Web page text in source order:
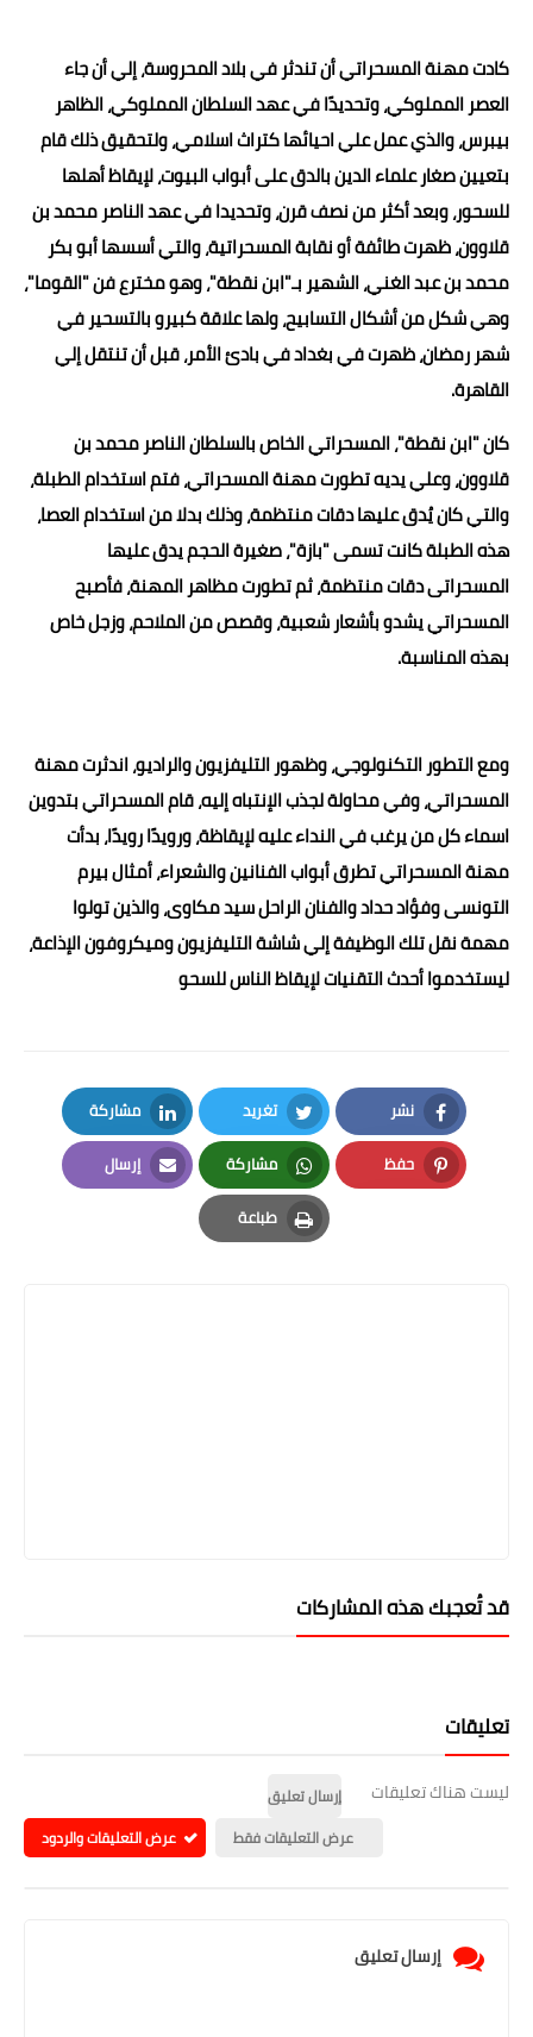
كادت مهنة المسحراتي أن تندثر في بلاد المحروسة، إلي أن جاء
العصر المملوكي، وتحديدًا في عهد السلطان المملوكي، الظاهر
بيبرس، والذي عمل علي احيائها كتراث اسلامي، ولتحقيق ذلك قام
بتعيين صغار علماء الدين بالدق على أبواب البيوت، لإيقاظ أهلها
للسحور، وبعد أكثر من نصف قرن، وتحديدا في عهد الناصر محمد بن
قلاوون، ظهرت طائفة أو نقابة المسحراتية، والتي أسسها أبو بكر
محمد بن عبد الغني، الشهير بـ"ابن نقطة"، وهو مخترع فن "القوما"،
وهي شكل من أشكال التسابيح، ولها علاقة كبيرو بالتسحير في
شهر رمضان، ظهرت في بغداد في بادئ الأمر، قبل أن تنتقل إلي
القاهرة.
كان "ابن نقطة"، المسحراتي الخاص بالسلطان الناصر محمد بن
قلاوون، وعلي يديه تطورت مهنة المسحراتي، فتم استخدام الطبلة،
والتي كان يُدق عليها دقات منتظمة، وذلك بدلا من استخدام العصا،
هذه الطبلة كانت تسمى "بازة"، صغيرة الحجم يدق عليها
المسحراتى دقات منتظمة، ثم تطورت مظاهر المهنة، فأصبح
المسحراتي يشدو بأشعار شعبية، وقصص من الملاحم، وزجل خاص
بهذه المناسبة.
ومع التطور التكنولوجي، وظهور التليفزيون والراديو، اندثرت مهنة
المسحراتي، وفي محاولة لجذب الإنتباه إليه، قام المسحراتي بتدوين
اسماء كل من يرغب في النداء عليه لإيقاظة، ورويدًا رويدًا، بدأت
مهنة المسحراتي تطرق أبواب الفنانين والشعراء، أمثال بيرم
التونسى وفؤاد حداد والفنان الراحل سيد مكاوى، والذين تولوا
مهمة نقل تلك الوظيفة إلي شاشة التليفزيون وميكروفون الإذاعة،
ليستخدموا أحدث التقنيات لإيقاظ الناس للسحو
نشر
Facebook
تغريد
Twitter
مشاركة
LinkedIn
حفظ
Pinterest
مشاركة
Whatsapp
إرسال
Email
طباعة
Print
قد تُعجبك هذه المشاركات
تعليقات
ليست هناك تعليقات
إرسال تعليق
عرض التعليقات فقط
عرض التعليقات والردود
إرسال تعليق